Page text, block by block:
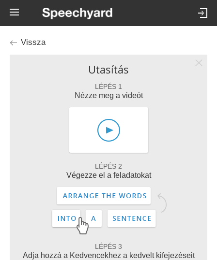
Vissza
Utasítás
LÉPÉS 1
Nézze meg a videót
LÉPÉS 2
Végezze el a feladatokat
LÉPÉS 3
Adja hozzá a Kedvencekhez a kedvelt kifejezéseit